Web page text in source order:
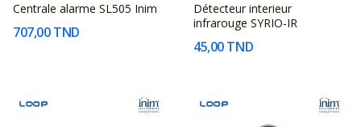
Centrale alarme SL505 Inim
707,00 TND
Détecteur interieur
infrarouge SYRIO-IR
45,00 TND